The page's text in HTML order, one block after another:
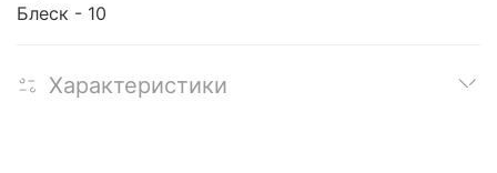
Блеск - 10
Характеристики